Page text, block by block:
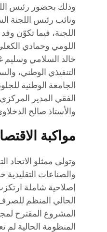
وذلك بحضور رئيس
ونائب رئيس اللجنة
اللجنة، فيما تكوّن
اللومي وحمادي
خالد السلامي
التنفيذي الوطني،
الجامعة الوطنية
الفقي المدير المركزي
والأستاذ صالح
مواكبة
وتولى ممثلو الاتحاد
والصناعات
إصلاحية شاملة
المشروع المقترح
المنظومة الحالية لم